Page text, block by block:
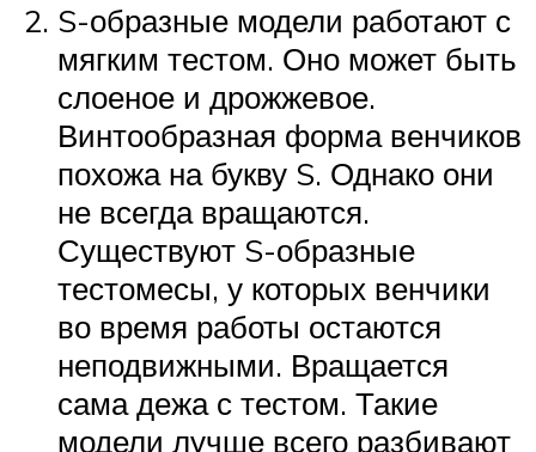
S-образные модели работают с
мягким тестом. Оно может быть
слоеное и дрожжевое.
Винтообразная форма венчиков
похожа на букву S. Однако они
не всегда вращаются.
Существуют S-образные
тестомесы, у которых венчики
во время работы остаются
неподвижными. Вращается
сама дежа с тестом. Такие
модели лучше всего разбивают